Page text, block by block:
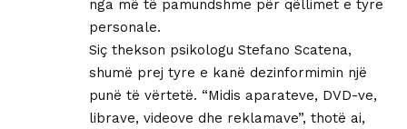
nga më të pamundshme për qëllimet e tyre
personale.
Siç thekson psikologu Stefano Scatena,
shumë prej tyre e kanë dezinformimin një
punë të vërtetë. “Midis aparateve, DVD-ve,
librave, videove dhe reklamave”, thotë ai,